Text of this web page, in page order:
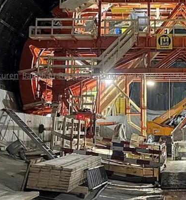
,Bahnbau,Baugruben und Fundationen,